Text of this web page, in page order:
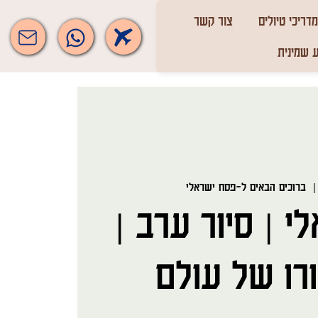
מדריכי טיולים
צור קשר
שמינית
ברוכים הבאים ל-פסח ישראלי
| סיור ערב |
של עולם